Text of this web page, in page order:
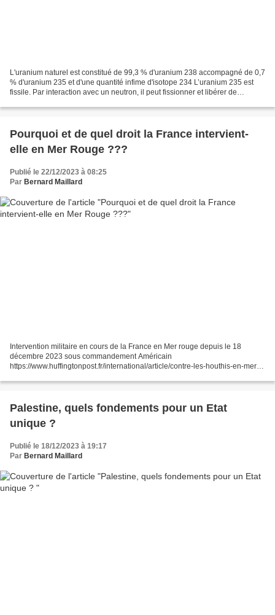
L'uranium naturel est constitué de 99,3 % d'uranium 238 accompagné de 0,7
% d'uranium 235 et d'une quantité infime d'isotope 234 L’uranium 235 est
fissile. Par interaction avec un neutron, il peut fissionner et libérer de
Pourquoi et de quel droit la France intervient-
elle en Mer Rouge ???
Publié le 22/12/2023 à 08:25
Par Bernard Maillard
Intervention militaire en cours de la France en Mer rouge depuis le 18
décembre 2023 sous commandement Américain
https://www.huffingtonpost.fr/international/article/contre-les-houthis-en-mer-
servir_227253.html...
Palestine, quels fondements pour un Etat
unique ?
Publié le 18/12/2023 à 19:17
Par Bernard Maillard